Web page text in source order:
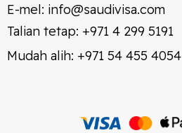
E-mel: info@saudivisa.com
Talian tetap: +971 4 299 5191
Mudah alih: +971 54 455 4054